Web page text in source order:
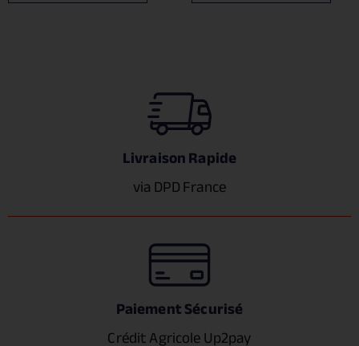
Livraison Rapide
via DPD France
Paiement Sécurisé
Crédit Agricole Up2pay